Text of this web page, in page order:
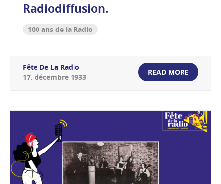
Radiodiffusion.
100 ans de la Radio
Fête De La Radio
17. décembre 1933
READ MORE